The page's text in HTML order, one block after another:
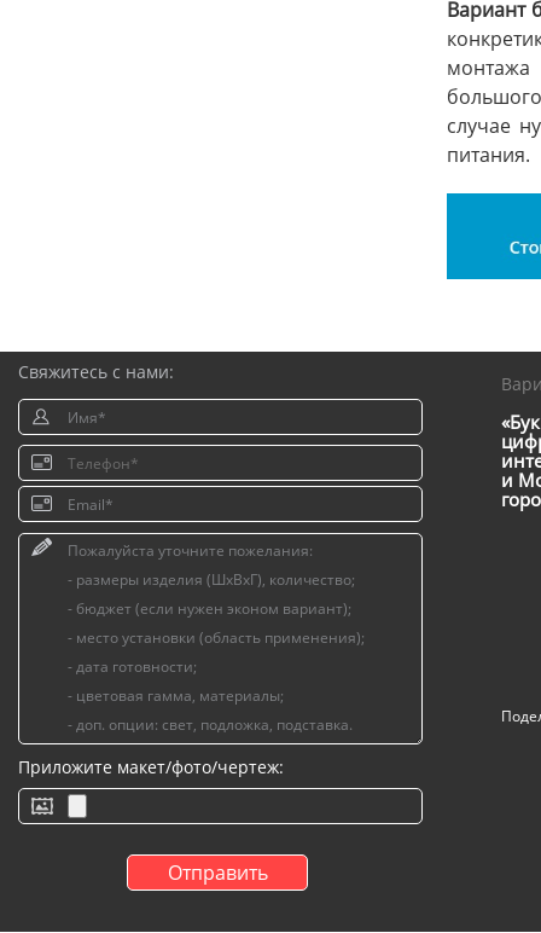
Вариант
монтажа
случае
питания.
Свяжитесь с нами:
Приложите макет/фото/чертеж:
и